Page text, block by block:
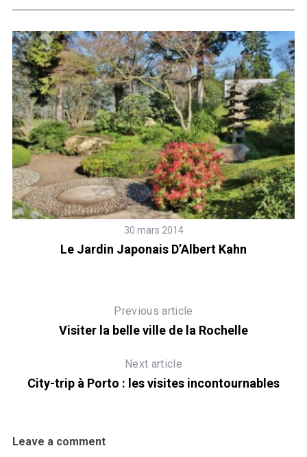
30 mars 2014
Le Jardin Japonais D’Albert Kahn
Previous article
Visiter la belle ville de la Rochelle
Next article
City-trip à Porto : les visites incontournables
Leave a comment